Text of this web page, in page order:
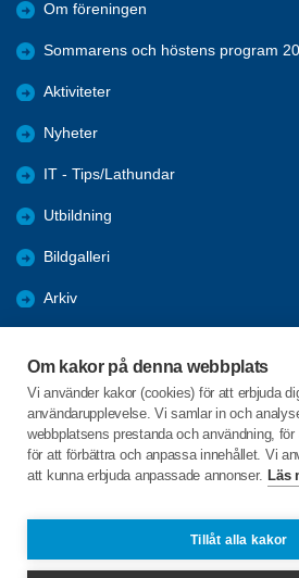
Om kakor på denna webbplats
Vi använder kakor (cookies) för att erbjuda
användarupplevelse. Vi samlar in och
webbplatsens prestanda och användning,
för att förbättra och anpassa innehållet. Vi
att kunna erbjuda anpassade annonser. Läs
Tillåt alla kakor
Om föreningen
Sommarens och höstens program
Aktiviteter
Nyheter
IT - Tips/Lathundar
Utbildning
Bildgalleri
Arkiv
Förmåner
Digital hjälp
C/o:Per Adler